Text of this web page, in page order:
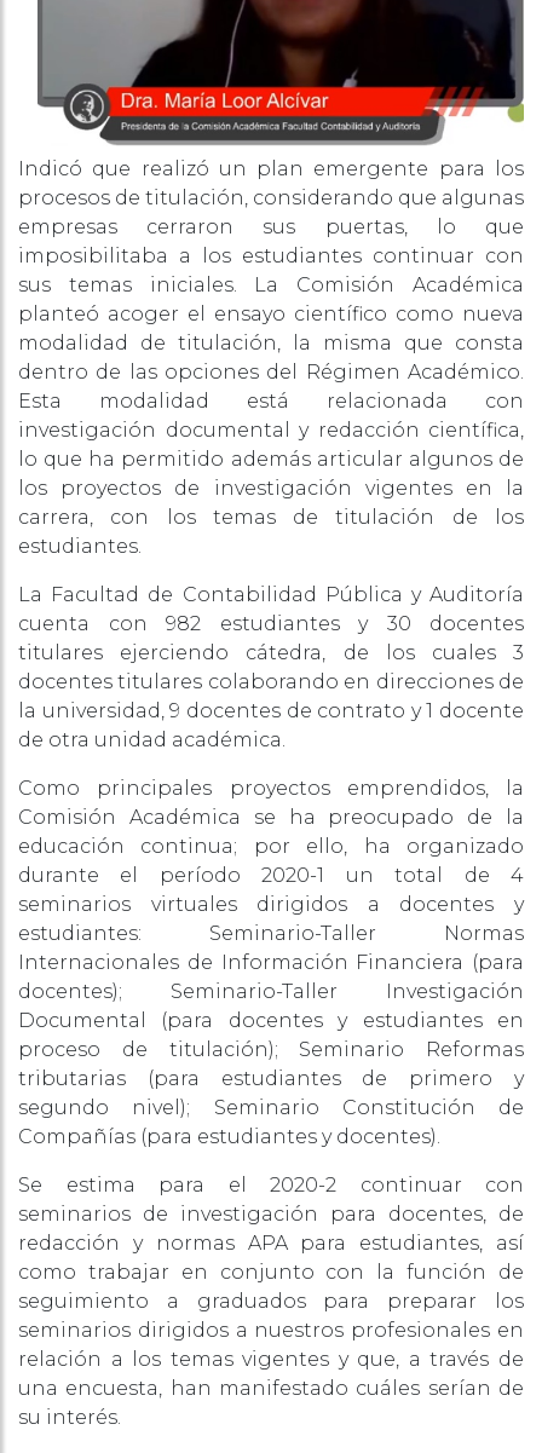
Indicó que realizó un plan emergente para los
procesos de titulación, considerando que algunas
empresas cerraron sus puertas, lo que
imposibilitaba a los estudiantes continuar con
sus temas iniciales. La Comisión Académica
planteó acoger el ensayo científico como nueva
modalidad de titulación, la misma que consta
dentro de las opciones del Régimen Académico.
Esta modalidad está relacionada con
investigación documental y redacción científica,
lo que ha permitido además articular algunos de
los proyectos de investigación vigentes en la
carrera, con los temas de titulación de los
estudiantes.
La Facultad de Contabilidad Pública y Auditoría
cuenta con 982 estudiantes y 30 docentes
titulares ejerciendo cátedra, de los cuales 3
docentes titulares colaborando en direcciones de
la universidad, 9 docentes de contrato y 1 docente
de otra unidad académica.
Como principales proyectos emprendidos, la
Comisión Académica se ha preocupado de la
educación continua; por ello, ha organizado
durante el período 2020-1 un total de 4
seminarios virtuales dirigidos a docentes y
estudiantes: Seminario-Taller Normas
Internacionales de Información Financiera (para
docentes); Seminario-Taller Investigación
Documental (para docentes y estudiantes en
proceso de titulación); Seminario Reformas
tributarias (para estudiantes de primero y
segundo nivel); Seminario Constitución de
Compañías (para estudiantes y docentes).
Se estima para el 2020-2 continuar con
seminarios de investigación para docentes, de
redacción y normas APA para estudiantes, así
como trabajar en conjunto con la función de
seguimiento a graduados para preparar los
seminarios dirigidos a nuestros profesionales en
relación a los temas vigentes y que, a través de
una encuesta, han manifestado cuáles serían de
su interés.